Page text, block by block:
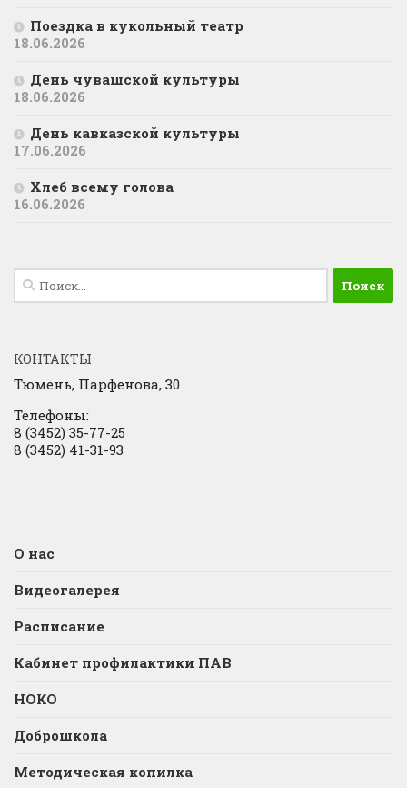
Поездка в кукольный театр
18.06.2026
День чувашской культуры
18.06.2026
День кавказской культуры
17.06.2026
Хлеб всему голова
16.06.2026
Найти:
КОНТАКТЫ
Тюмень, Парфенова, 30
Телефоны:
8 (3452) 35-77-25
8 (3452) 41-31-93
О нас
Видеогалерея
Расписание
Кабинет профилактики ПАВ
НОКО
Доброшкола
Методическая копилка